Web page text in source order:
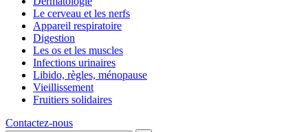
Le cerveau et les nerfs
Appareil respiratoire
Digestion
Les os et les muscles
Infections urinaires
Libido, règles, ménopause
Vieillissement
Fruitiers solidaires
Contactez-nous